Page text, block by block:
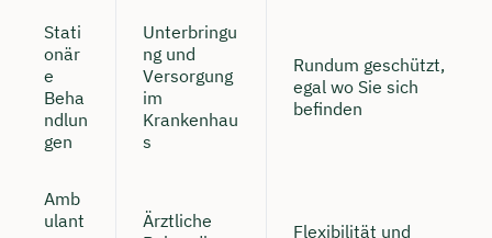
Stati
onär
e
Beha
ndlun
gen
Unterbringu
ng und
Versorgung
im
Krankenhau
s
Rundum geschützt,
egal wo Sie sich
befinden
Amb
ulant
Ärztliche
Flexibilität und